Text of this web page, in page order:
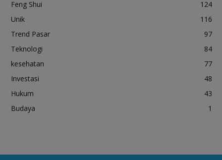
Feng Shui
124
Unik
116
Trend Pasar
97
Teknologi
84
kesehatan
77
Investasi
48
Hukum
43
Budaya
1